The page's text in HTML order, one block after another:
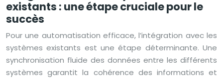
existants : une étape cruciale pour le
succès
Pour une automatisation efficace, l’intégration avec les
systèmes existants est une étape déterminante. Une
synchronisation fluide des données entre les différents
systèmes garantit la cohérence des informations et